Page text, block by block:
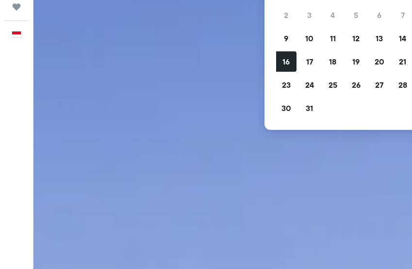
2 3 4 5 6 7
9 10 11 12 13 14
16 17 18 19 20 21
23 24 25 26 27 28
30 31